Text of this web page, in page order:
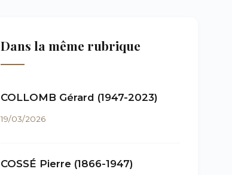
Dans la même rubrique
COLLOMB Gérard (1947-2023)
19/03/2026
COSSÉ Pierre (1866-1947)